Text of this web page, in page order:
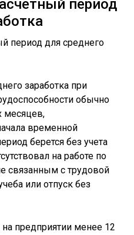
период
заработка при
обычно
месяцев,
временной
берется без учета
на работе по
связанным с трудовой
или отпуск без
на предприятии менее 12